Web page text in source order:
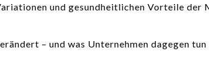
und gesundheitlichen Vorteile